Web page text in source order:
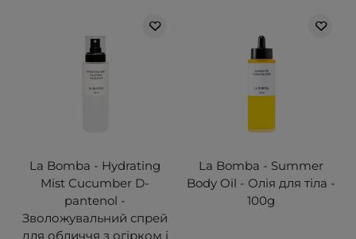
La Bomba - Hydrating
Mist Cucumber D-
pantenol -
Зволожувальний спрей
для обличчя з огірком і
La Bomba - Summer
Body Oil - Олія для тіла -
100g